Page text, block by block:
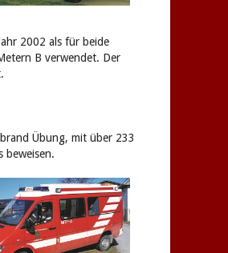
2002 als für beide
B verwendet. Der
Übung, mit über 233
beweisen.